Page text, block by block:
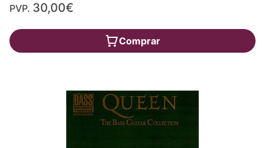
PVP. 30,00€
Comprar